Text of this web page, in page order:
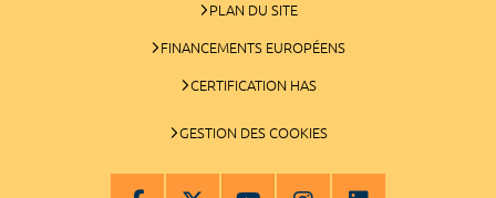
PLAN DU SITE
FINANCEMENTS EUROPÉENS
CERTIFICATION HAS
GESTION DES COOKIES